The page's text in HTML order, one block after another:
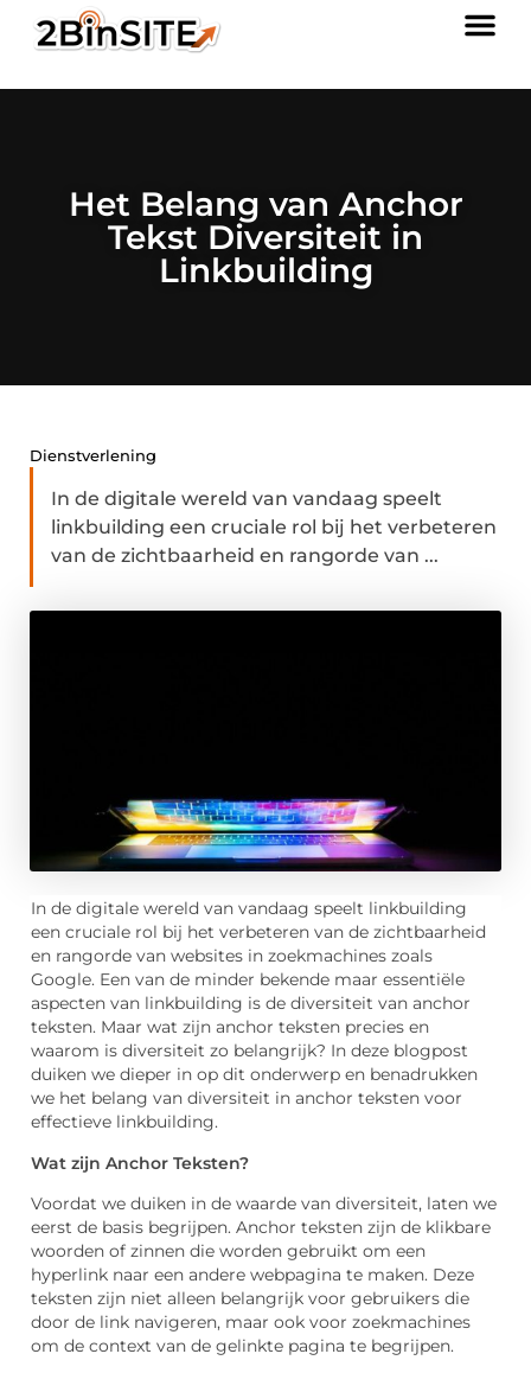
Het Belang van Anchor
Tekst Diversiteit in
Linkbuilding
Dienstverlening
In de digitale wereld van vandaag speelt
linkbuilding een cruciale rol bij het verbeteren
van de zichtbaarheid en rangorde van ...
In de digitale wereld van vandaag speelt linkbuilding
een cruciale rol bij het verbeteren van de zichtbaarheid
en rangorde van websites in zoekmachines zoals
Google. Een van de minder bekende maar essentiële
aspecten van linkbuilding is de diversiteit van anchor
teksten. Maar wat zijn anchor teksten precies en
waarom is diversiteit zo belangrijk? In deze blogpost
duiken we dieper in op dit onderwerp en benadrukken
we het belang van diversiteit in anchor teksten voor
effectieve linkbuilding.
Wat zijn Anchor Teksten?
Voordat we duiken in de waarde van diversiteit, laten we
eerst de basis begrijpen. Anchor teksten zijn de klikbare
woorden of zinnen die worden gebruikt om een
hyperlink naar een andere webpagina te maken. Deze
teksten zijn niet alleen belangrijk voor gebruikers die
door de link navigeren, maar ook voor zoekmachines
om de context van de gelinkte pagina te begrijpen.